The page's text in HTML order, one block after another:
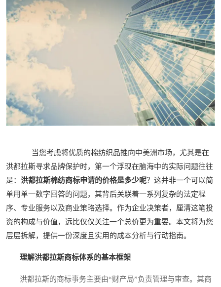
当您考虑将优质的棉纺织品推向中美洲市场，尤其是在
洪都拉斯寻求品牌保护时，第一个浮现在脑海中的实际问题往往
是： 洪都拉斯棉纺商标申请的价格是多少呢？这并非一个可以简
单用单一数字回答的问题，其背后关联着一系列复杂的法定程
序、专业服务以及商业策略选择。作为企业决策者，厘清这笔投
资的构成与价值，远比仅仅关注一个总价更为重要。本文将为您
层层拆解，提供一份深度且实用的成本分析与行动指南。
理解洪都拉斯商标体系的基本框架
洪都拉斯的商标事务主要由“财产局”负责管理与审查。其商